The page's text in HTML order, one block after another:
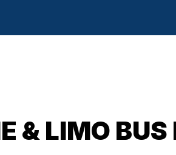
& LIMO BUS